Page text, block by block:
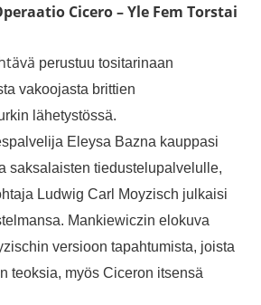
Cicero – Yle Fem Torstai
perustuu tositarinaan
vakoojasta brittien
lähetystössä.
Eleysa Bazna kauppasi
saksalaisten tiedustelupalvelulle,
Ludwig Carl Moyzisch julkaisi
Mankiewiczin elokuva
versioon tapahtumista, joista
teoksia, myös Ciceron itsensä